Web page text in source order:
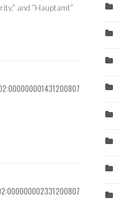
and “Hauptamt”